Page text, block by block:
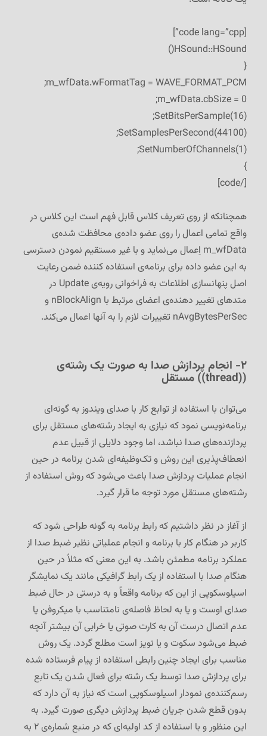
[code lang=”cpp”]
HSound::HSound()
{
m_wfData.wFormatTag = WAVE_FORMAT_PCM;
m_wfData.cbSize = 0;
SetBitsPerSample(16);
SetSamplesPerSecond(44100);
SetNumberOfChannels(1);
}
[/code]
همچنانکه از روی تعریف کلاس قابل فهم است این کلاس در
واقع تمامی اعمال را روی عضو داده‌ی محافظت شده‌ی
m_wfData اِعمال می‌نماید و با غیر مستقیم نمودن دسترسی
به این عضو داده برای برنامه‌ی استفاده کننده ضمن رعایت
اصل پنهانسازی اطلاعات به فراخوانی رویه‌ی Update در
متدهای تغییر دهنده‌ی اعضای مرتبط با nBlockAlign و
nAvgBytesPerSec تغییرات لازم را به آنها اعمال می‌کند.
۲- انجام پردازش صدا به صورت یک رشته‌ی
((thread)) مستقل
می‌توان با استفاده از توابع کار با صدای ویندوز به گونه‌ای
برنامه‌نویسی نمود که نیازی به ایجاد رشته‌های مستقل برای
پردازنده‌های صدا نباشد، اما وجود دلایلی از قبیل عدم
انعطاف‌پذیری این روش و تک‌وظیفه‌ای شدن برنامه در حین
انجام عملیات پردازش صدا باعث می‌شود که روش استفاده از
رشته‌های مستقل مورد توجه ما قرار گیرد.
از آغاز در نظر داشتیم که رابط برنامه به گونه طراحی شود که
کاربر در هنگام کار با برنامه و انجام عملیاتی نظیر ضبط صدا از
عملکرد برنامه مطمئن باشد. به این معنی که مثلاً در حین
هنگام صدا با استفاده از یک رابط گرافیکی مانند یک نمایشگر
اسیلوسکوپی از این که برنامه واقعاً و به درستی در حال ضبط
صدای اوست و یا به لحاظ فاصله‌ی نامتناسب با میکروفن یا
عدم اتصال درست آن به کارت صوتی یا خرابی آن بیشتر آنچه
ضبط می‌شود سکوت و یا نویز است مطلع گردد. یک روش
مناسب برای ایجاد چنین رابطی استفاده از پیام فرستاده شده
برای پردازش صدا توسط یک رشته برای فعال شدن یک تابع
رسم‌کننده‌ی نمودار اسیلوسکوپی است که نیاز به آن دارد که
بدون قطع شدن جریان ضبط پردازش دیگری صورت گیرد. به
این منظور و با استفاده از کد اولیه‌ای که در منبع شماره‌ی ۲ به